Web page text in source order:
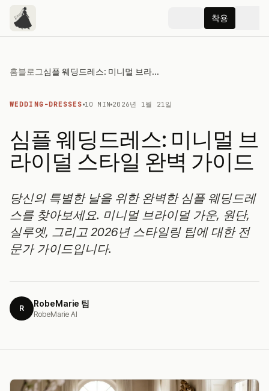
착용
홈블로그 심플 웨딩드레스: 미니멀 브라이덜 스타일 완벽 가이드
WEDDING-DRESSES 10 MIN 2026년 1월 21일
심플 웨딩드레스: 미니멀 브
라이덜 스타일 완벽 가이드
당신의 특별한 날을 위한 완벽한 심플 웨딩드레
스를 찾아보세요. 미니멀 브라이덜 가운, 원단,
실루엣, 그리고 2026년 스타일링 팁에 대한 전
문가 가이드입니다.
R RobeMarie 팀
RobeMarie AI